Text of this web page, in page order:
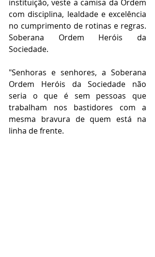
instituição, veste a camisa da Ordem
com disciplina, lealdade e excelência
no cumprimento de rotinas e regras.
Soberana Ordem Heróis da
Sociedade.
"Senhoras e senhores, a Soberana
Ordem Heróis da Sociedade não
seria o que é sem pessoas que
trabalham nos bastidores com a
mesma bravura de quem está na
linha de frente.